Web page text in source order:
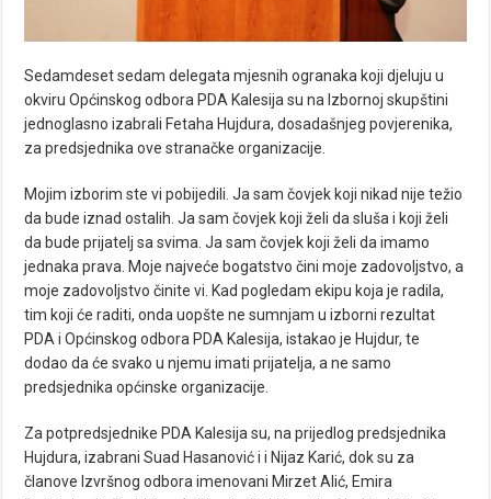
Sedamdeset sedam delegata mjesnih ogranaka koji djeluju u
okviru Općinskog odbora PDA Kalesija su na Izbornoj skupštini
jednoglasno izabrali Fetaha Hujdura, dosadašnjeg povjerenika,
za predsjednika ove stranačke organizacije.
Mojim izborim ste vi pobijedili. Ja sam čovjek koji nikad nije težio
da bude iznad ostalih. Ja sam čovjek koji želi da sluša i koji želi
da bude prijatelj sa svima. Ja sam čovjek koji želi da imamo
jednaka prava. Moje najveće bogatstvo čini moje zadovoljstvo, a
moje zadovoljstvo činite vi. Kad pogledam ekipu koja je radila,
tim koji će raditi, onda uopšte ne sumnjam u izborni rezultat
PDA i Općinskog odbora PDA Kalesija, istakao je Hujdur, te
dodao da će svako u njemu imati prijatelja, a ne samo
predsjednika općinske organizacije.
Za potpredsjednike PDA Kalesija su, na prijedlog predsjednika
Hujdura, izabrani Suad Hasanović i i Nijaz Karić, dok su za
članove Izvršnog odbora imenovani Mirzet Alić, Emira